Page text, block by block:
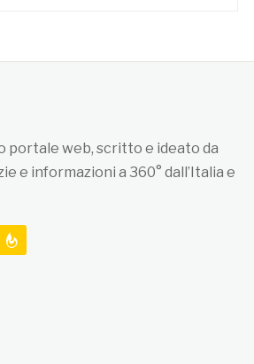
portale web, scritto e ideato da
e informazioni a 360° dall’Italia e
feedburner